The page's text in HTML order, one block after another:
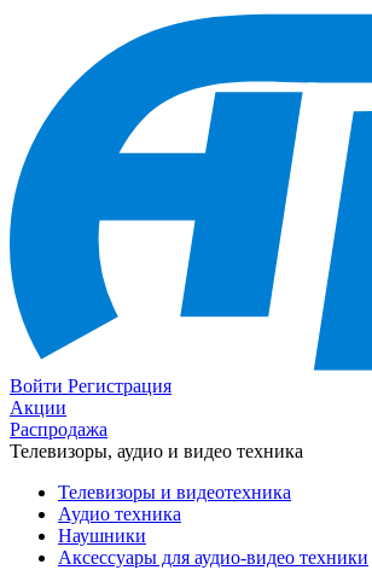
Войти Регистрация
Акции
Распродажа
Телевизоры, аудио и видео техника
Телевизоры и видеотехника
Аудио техника
Наушники
Аксессуары для аудио-видео техники